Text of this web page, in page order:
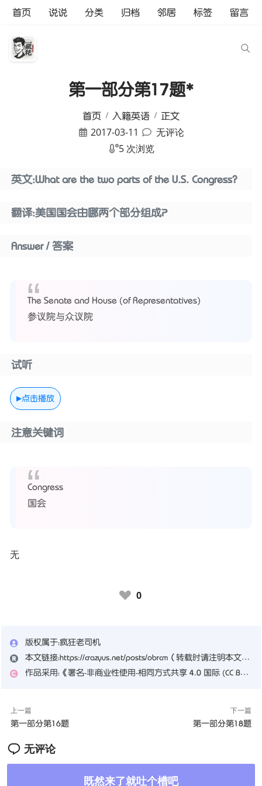
首页 说说 分类 归档 邻居 标签 留言
第一部分第17题*
首页 入籍英语 正文
2017-03-11
无评论
5 次浏览
英文:What are the two parts of the U.S. Congress?
翻译:美国国会由哪两个部分组成？
Answer / 答案
The Senate and House (of Representatives)
参议院与众议院
试听
点击播放
注意关键词
Congress
国会
无
♥ 0
版权属于：疯狂老司机
本文链接：https://crazyus.net/posts/obrcm （转载时请注明本文出处及文章链接）
作品采用： 《署名-非商业性使用-相同方式共享 4.0 国际 (CC BY-NC-SA 4.0)
上一篇
第一部分第16题
下一篇
第一部分第18题
无评论
既然来了就吐个槽吧